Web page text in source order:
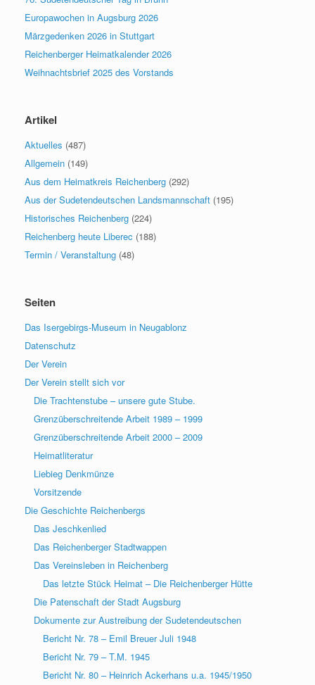
Europawochen in Augsburg 2026
Märzgedenken 2026 in Stuttgart
Reichenberger Heimatkalender 2026
Weihnachtsbrief 2025 des Vorstands
Artikel
Aktuelles (487)
Allgemein (149)
Aus dem Heimatkreis Reichenberg (292)
Aus der Sudetendeutschen Landsmannschaft (195)
Historisches Reichenberg (224)
Reichenberg heute Liberec (188)
Termin / Veranstaltung (48)
Seiten
Das Isergebirgs-Museum in Neugablonz
Datenschutz
Der Verein
Der Verein stellt sich vor
Die Trachtenstube – unsere gute Stube.
Grenzüberschreitende Arbeit 1989 – 1999
Grenzüberschreitende Arbeit 2000 – 2009
Heimatliteratur
Liebieg Denkmünze
Vorsitzende
Die Geschichte Reichenbergs
Das Jeschkenlied
Das Reichenberger Stadtwappen
Das Vereinsleben in Reichenberg
Das letzte Stück Heimat – Die Reichenberger Hütte
Die Patenschaft der Stadt Augsburg
Dokumente zur Austreibung der Sudetendeutschen
Bericht Nr. 78 – Emil Breuer Juli 1948
Bericht Nr. 79 – T.M. 1945
Bericht Nr. 80 – Heinrich Ackerhans u.a. 1945/1950